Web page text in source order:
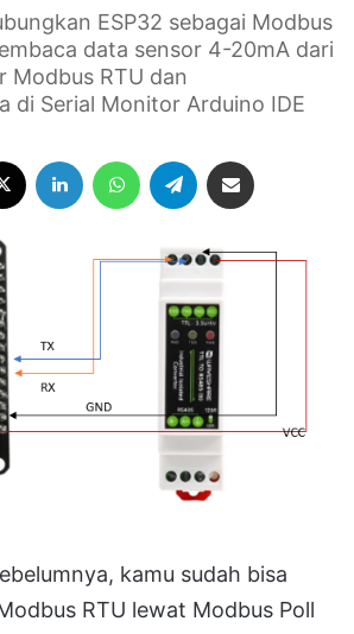
ESP32 sebagai Modbus
data sensor 4-20mA dari
Modbus RTU dan
di Serial Monitor Arduino IDE
LinkedIn WhatsAppTelegram
kamu sudah bisa
RTU lewat Modbus Poll